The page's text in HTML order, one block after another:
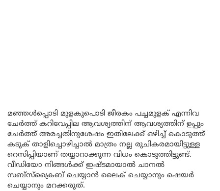
മഞ്ഞൾപ്പൊടി മുളകുപൊടി ജീരകം പച്ചമുളക് എന്നിവ
ചേർത്ത് കറിവേപ്പില ആവശ്യത്തിന് ആവശ്യത്തിന് ഉപ്പും
ചേർത്ത് അരച്ചതിനുശേഷം ഇതിലേക്ക് ഒഴിച്ച് കൊടുത്ത്
കടുക് താളിച്ചൊഴിച്ചാൽ മാത്രം നല്ല രുചികരമായിട്ടുള്ള
റെസിപ്പിയാണ് തയ്യാറാക്കുന്ന വിധം കൊടുത്തിട്ടുണ്ട്.
വീഡിയോ നിങ്ങൾക്ക് ഇഷ്ടമായാൽ ചാനൽ
സബ്സ്ക്രൈബ് ചെയ്യാൻ ലൈക് ചെയ്യാനും ഷെയർ
ചെയ്യാനും മറക്കരുത്.